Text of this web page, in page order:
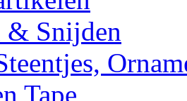
& Snijden
Tape